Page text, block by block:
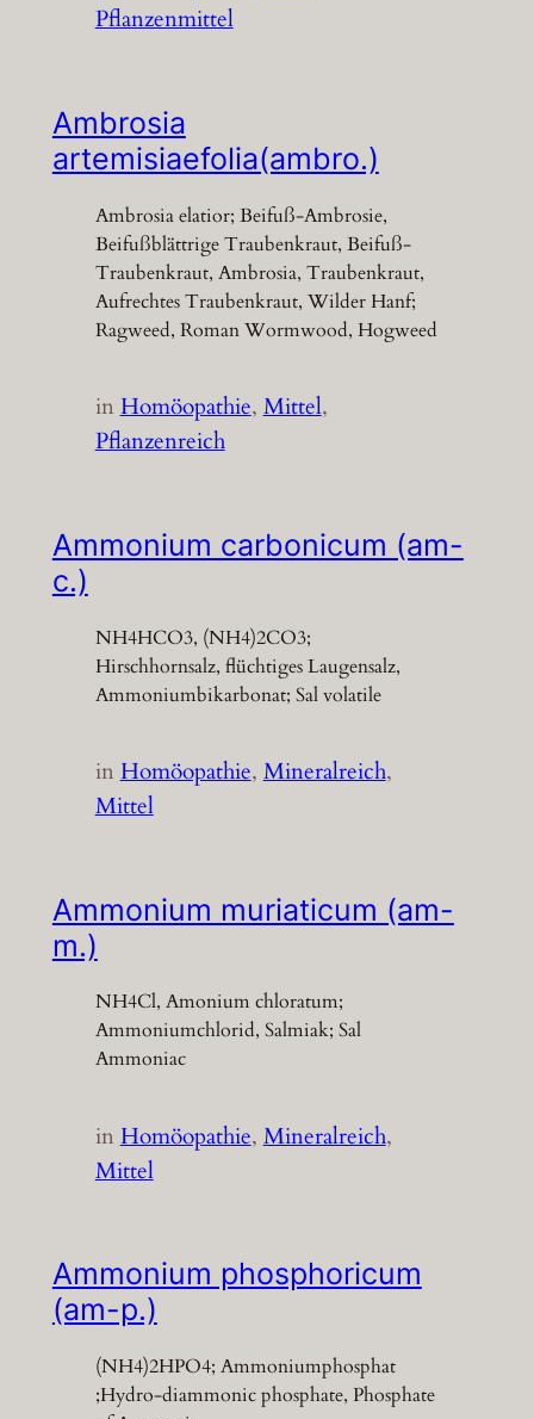
Pflanzenmittel
Ambrosia
artemisiaefolia(ambro.)
Ambrosia elatior; Beifuß-Ambrosie,
Beifußblättrige Traubenkraut, Beifuß-
Traubenkraut, Ambrosia, Traubenkraut,
Aufrechtes Traubenkraut, Wilder Hanf;
Ragweed, Roman Wormwood, Hogweed
inHomöopathie, Mittel
Pflanzenreich
Ammonium carbonicum (am-
c.)
NH4HCO3, (NH4)2CO3;
Hirschhornsalz, flüchtiges Laugensalz,
Ammoniumbikarbonat; Sal volatile
inHomöopathie, Mineralreich
Mittel
Ammonium muriaticum (am-
m.)
NH4Cl, Amonium chloratum;
Ammoniumchlorid, Salmiak; Sal
Ammoniac
inHomöopathie, Mineralreich
Mittel
Ammonium phosphoricum
(am-p.)
(NH4)2HPO4; Ammoniumphosphat
;Hydro-diammonic phosphate, Phosphate